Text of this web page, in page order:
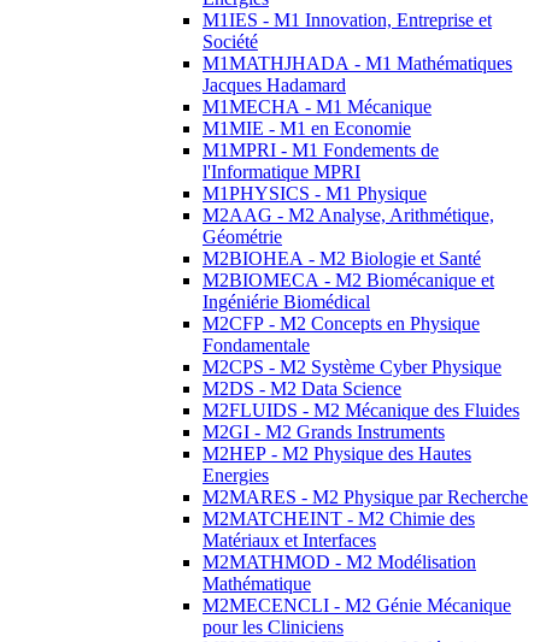
M1IES - M1 Innovation, Entreprise et
Société
M1MATHJHADA - M1 Mathématiques
Jacques Hadamard
M1MECHA - M1 Mécanique
M1MIE - M1 en Economie
M1MPRI - M1 Fondements de
l'Informatique MPRI
M1PHYSICS - M1 Physique
M2AAG - M2 Analyse, Arithmétique,
Géométrie
M2BIOHEA - M2 Biologie et Santé
M2BIOMECA - M2 Biomécanique et
Ingéniérie Biomédical
M2CFP - M2 Concepts en Physique
Fondamentale
M2CPS - M2 Système Cyber Physique
M2DS - M2 Data Science
M2FLUIDS - M2 Mécanique des Fluides
M2GI - M2 Grands Instruments
M2HEP - M2 Physique des Hautes
Energies
M2MARES - M2 Physique par Recherche
M2MATCHEINT - M2 Chimie des
Matériaux et Interfaces
M2MATHMOD - M2 Modélisation
Mathématique
M2MECENCLI - M2 Génie Mécanique
pour les Cliniciens